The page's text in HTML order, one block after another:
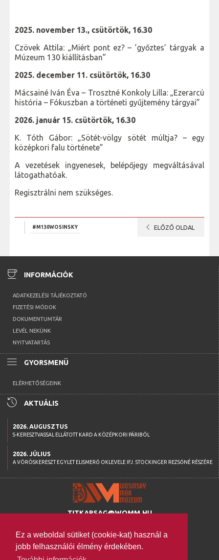
Ez a weboldal sütiket (cookie-kat) használ a
jobb felhasználói élmény érdekében.
2025. november 13., csütörtök, 16.30
Czövek Attila: „Miért pont ez? – ’győztes’ tárgyak a
Múzeum 130 kiállításban”
2025. december 11. csütörtök, 16.30
Mácsainé Iván Éva – Trosztné Konkoly Lilla: „Ezerarcú
história – Fókuszban a történeti gyűjtemény tárgyai”
2026. január 15. csütörtök, 16.30
K. Tóth Gábor: „Sötét-völgy sötét múltja? – egy
középkori falu története”
A vezetések ingyenesek, belépőjegy megváltásával
látogathatóak.
Regisztrálni nem szükséges.
#M130WOSINSKY chevron_left ELŐZŐ OLDAL
coffee INFORMÁCIÓK
ADATKEZELÉSI TÁJÉKOZTATÓ
FIZETÉSI MÓDOK
DOKUMENTUMTÁR
LEVÉL NEKÜNK
NYITVATARTÁS
menu GYORSMENÜ
ELÉRHETŐSÉGEINK
history AKTUÁLIS
2026. AUGUSZTUS
S-KERESZTVASSAL ELLÁTOTT KARD A KÖZÉPKORI PÁRIBÓL
2026. JÚLIUS
A VÖRÖSKERESZT EGYLET ELISMERŐ OKLEVELE IFJ. STOCKINGER REZSŐNÉ RÉSZÉRE
TITKARSAG@WOMM.HU
H-7100 SZEKSZÁRD,
SZENT ISTVÁN TÉR 26.